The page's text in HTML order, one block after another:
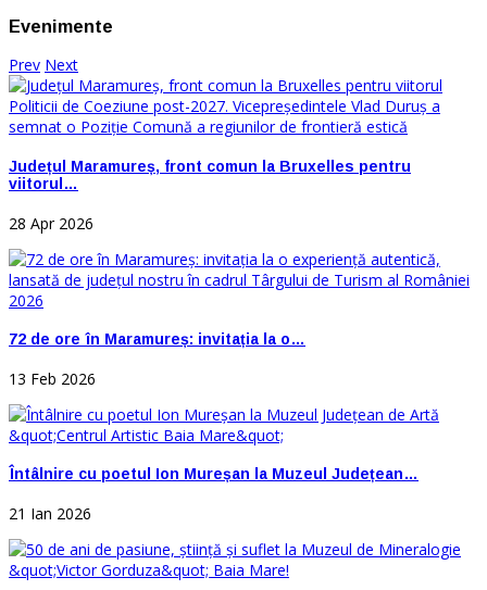
Evenimente
Prev Next
Județul Maramureș, front comun la Bruxelles pentru
viitorul…
28 Apr 2026
72 de ore în Maramureș: invitația la o…
13 Feb 2026
Întâlnire cu poetul Ion Mureșan la Muzeul Județean…
21 Ian 2026